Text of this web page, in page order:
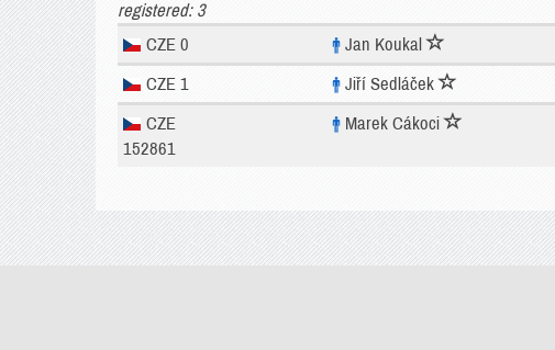
registered: 3
CZE 0
Jan Koukal
CZE 1 Jiří Sedláček
CZE
152861
Marek Cákoci